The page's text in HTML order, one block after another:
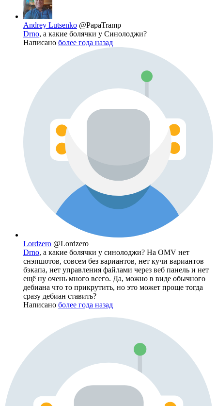
Andrey Lutsenko @PapaTramp
Drno, а какие болячки у Синолоджи?
Написано более года назад
Lordzero @Lordzero
Drno, а какие болячки у синолоджи? На OMV нет
снэпшотов, совсем без вариантов, нет кучи вариантов
бэкапа, нет управления файлами через веб панель и нет
ещё ну очень много всего. Да, можно в виде обычного
дебиана что то прикрутить, но это может проще тогда
сразу дебиан ставить?
Написано более года назад